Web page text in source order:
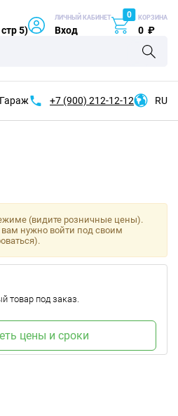
5)
ЛИЧНЫЙ КАБИНЕТ
Вход
0 КОРЗИНА
0 ₽
Гараж +7 (900) 212-12-12 RU
(видите розничные цены).
нужно войти под своим
товар под заказ.
цены и сроки